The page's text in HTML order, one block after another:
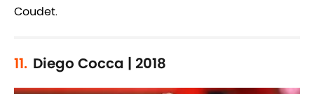
Coudet.
11. Diego Cocca | 2018